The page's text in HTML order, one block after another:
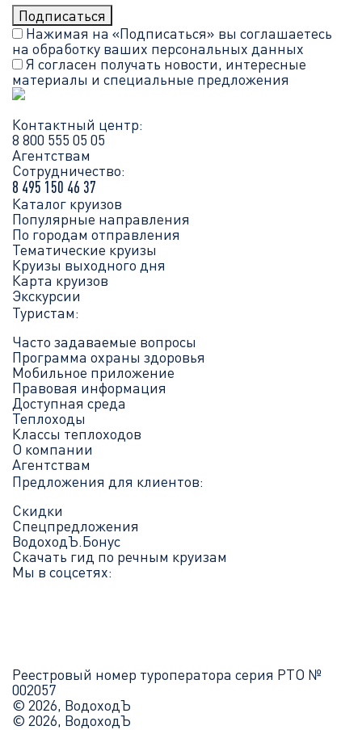
Нажимая на «Подписаться» вы соглашаетесь
на обработку ваших персональных данных
Я согласен получать новости, интересные
материалы и специальные предложения
Контактный центр:
8 800 555 05 05
Агентствам
Сотрудничество:
8 495 150 46 37
Каталог круизов
Популярные направления
По городам отправления
Тематические круизы
Круизы выходного дня
Карта круизов
Экскурсии
Туристам:
Часто задаваемые вопросы
Программа охраны здоровья
Мобильное приложение
Правовая информация
Доступная среда
Теплоходы
Классы теплоходов
О компании
Агентствам
Предложения для клиентов:
Скидки
Спецпредложения
ВодоходЪ.Бонус
Скачать гид по речным круизам
Мы в соцсетях:
Реестровый номер туроператора серия РТО №
002057
© 2026, ВодоходЪ
© 2026, ВодоходЪ